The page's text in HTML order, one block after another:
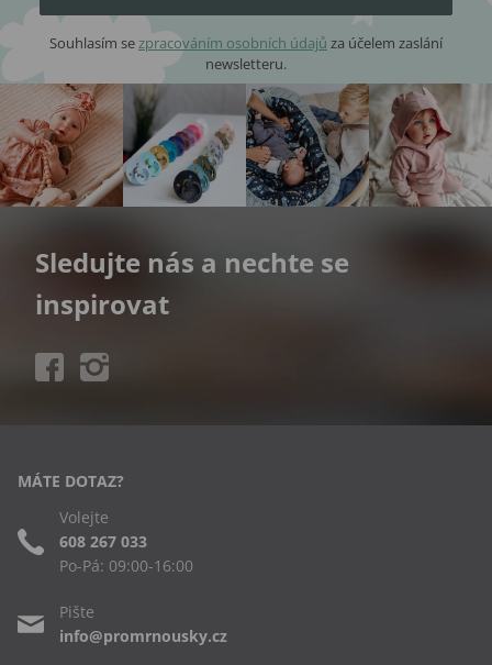
Souhlasím se zpracováním osobních údajů za účelem zaslání
newsletteru.
Sledujte nás a nechte se
inspirovat
MÁTE DOTAZ?
Volejte
608 267 033
Po-Pá: 09:00-16:00
Pište
info@promrnousky.cz